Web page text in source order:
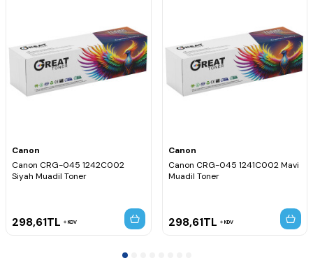
Canon
Canon CRG-045 1242C002
Siyah Muadil Toner
298,61TL KDV
Canon
Canon CRG-045 1241C002 Mavi
Muadil Toner
298,61TL KDV